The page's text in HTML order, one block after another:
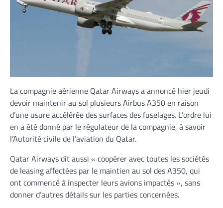
La compagnie aérienne Qatar Airways a annoncé hier jeudi
devoir maintenir au sol plusieurs Airbus A350 en raison
d’une usure accélérée des surfaces des fuselages. L’ordre lui
en a été donné par le régulateur de la compagnie, à savoir
l’Autorité civile de l’aviation du Qatar.
Qatar Airways dit aussi « coopérer avec toutes les sociétés
de leasing affectées par le maintien au sol des A350, qui
ont commencé à inspecter leurs avions impactés », sans
donner d’autres détails sur les parties concernées.